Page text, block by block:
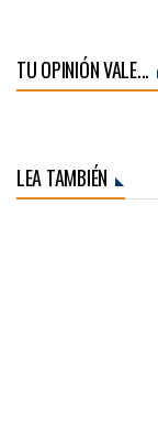
TU OPINIÓN VALE...
LEA TAMBIÉN